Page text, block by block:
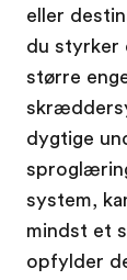
eller
du styrker
større
dygtige
system,
mindst et
opfylder